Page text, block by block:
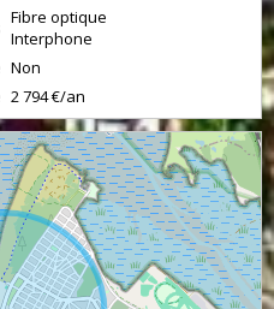
Fibre optique
Interphone
Non
2 794 €/an